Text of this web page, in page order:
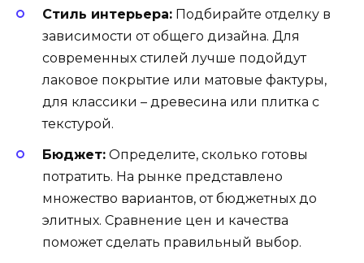
Стиль интерьера: Подбирайте отделку в
зависимости от общего дизайна. Для
современных стилей лучше подойдут
лаковое покрытие или матовые фактуры,
для классики – древесина или плитка с
текстурой.
Бюджет: Определите, сколько готовы
потратить. На рынке представлено
множество вариантов, от бюджетных до
элитных. Сравнение цен и качества
поможет сделать правильный выбор.